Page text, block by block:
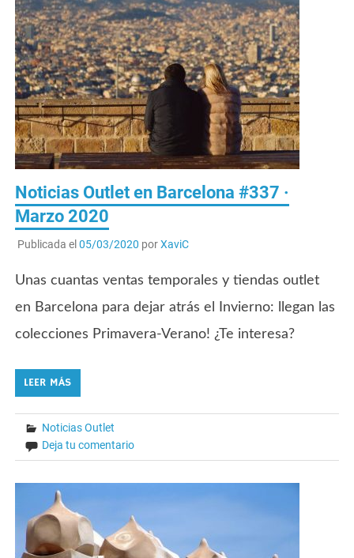
Noticias Outlet en Barcelona #337 ·
Marzo 2020
Publicada el05/03/2020 porXaviC
Unas cuantas ventas temporales y tiendas outlet
en Barcelona para dejar atrás el Invierno: llegan las
colecciones Primavera-Verano! ¿Te interesa?
LEER MÁS
Noticias Outlet
Deja tu comentario